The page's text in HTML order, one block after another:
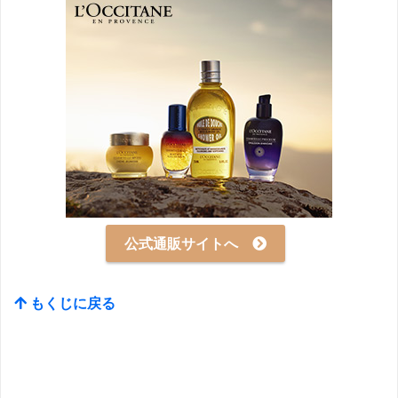
公式通販サイトへ
もくじに戻る